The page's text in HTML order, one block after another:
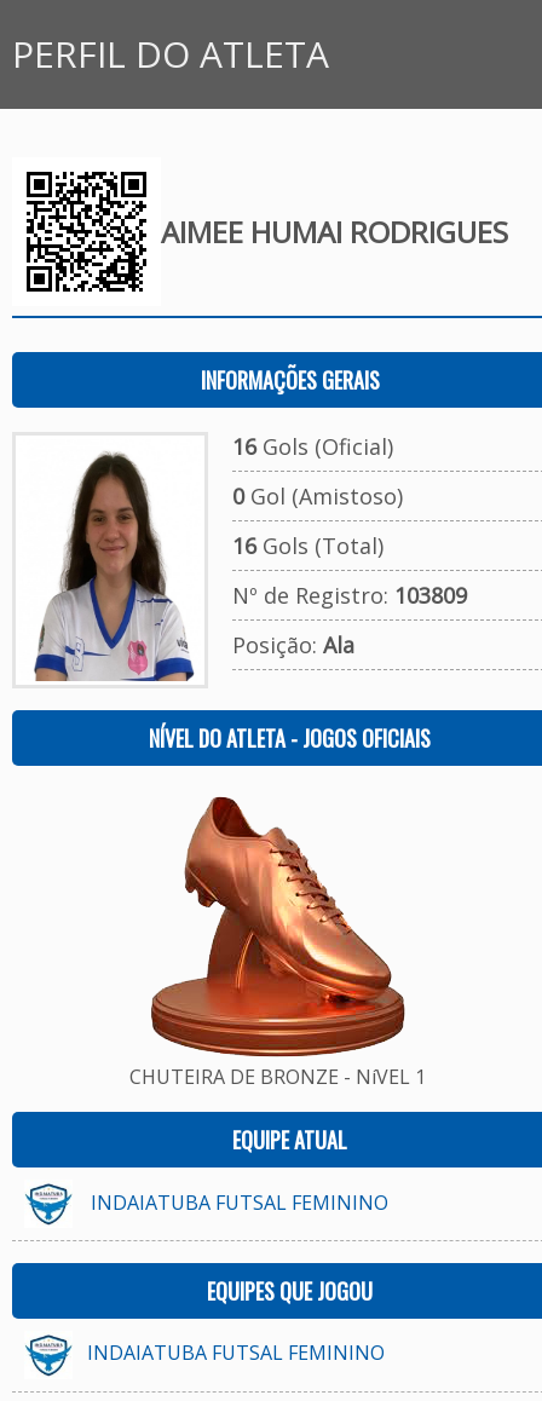
PERFIL DO ATLETA
AIMEE HUMAI RODRIGUES
INFORMAÇÕES GERAIS
16Gols (Oficial)
0Gol (Amistoso)
16Gols (Total)
Nº de Registro: 103809
Posição: Ala
NÍVEL DO ATLETA - JOGOS OFICIAIS
CHUTEIRA DE BRONZE - NíVEL 1
EQUIPE ATUAL
INDAIATUBA FUTSAL FEMININO
EQUIPES QUE JOGOU
INDAIATUBA FUTSAL FEMININO